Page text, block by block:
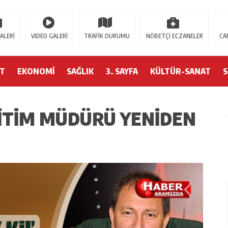
VIDEO GALERİ TRAFİK DURUMU NÖBETÇİ ECZANELER
EKONOMİ SAĞLIK 3. SAYFA KÜLTÜR-SANAT
MÜDÜRÜ YENIDEN